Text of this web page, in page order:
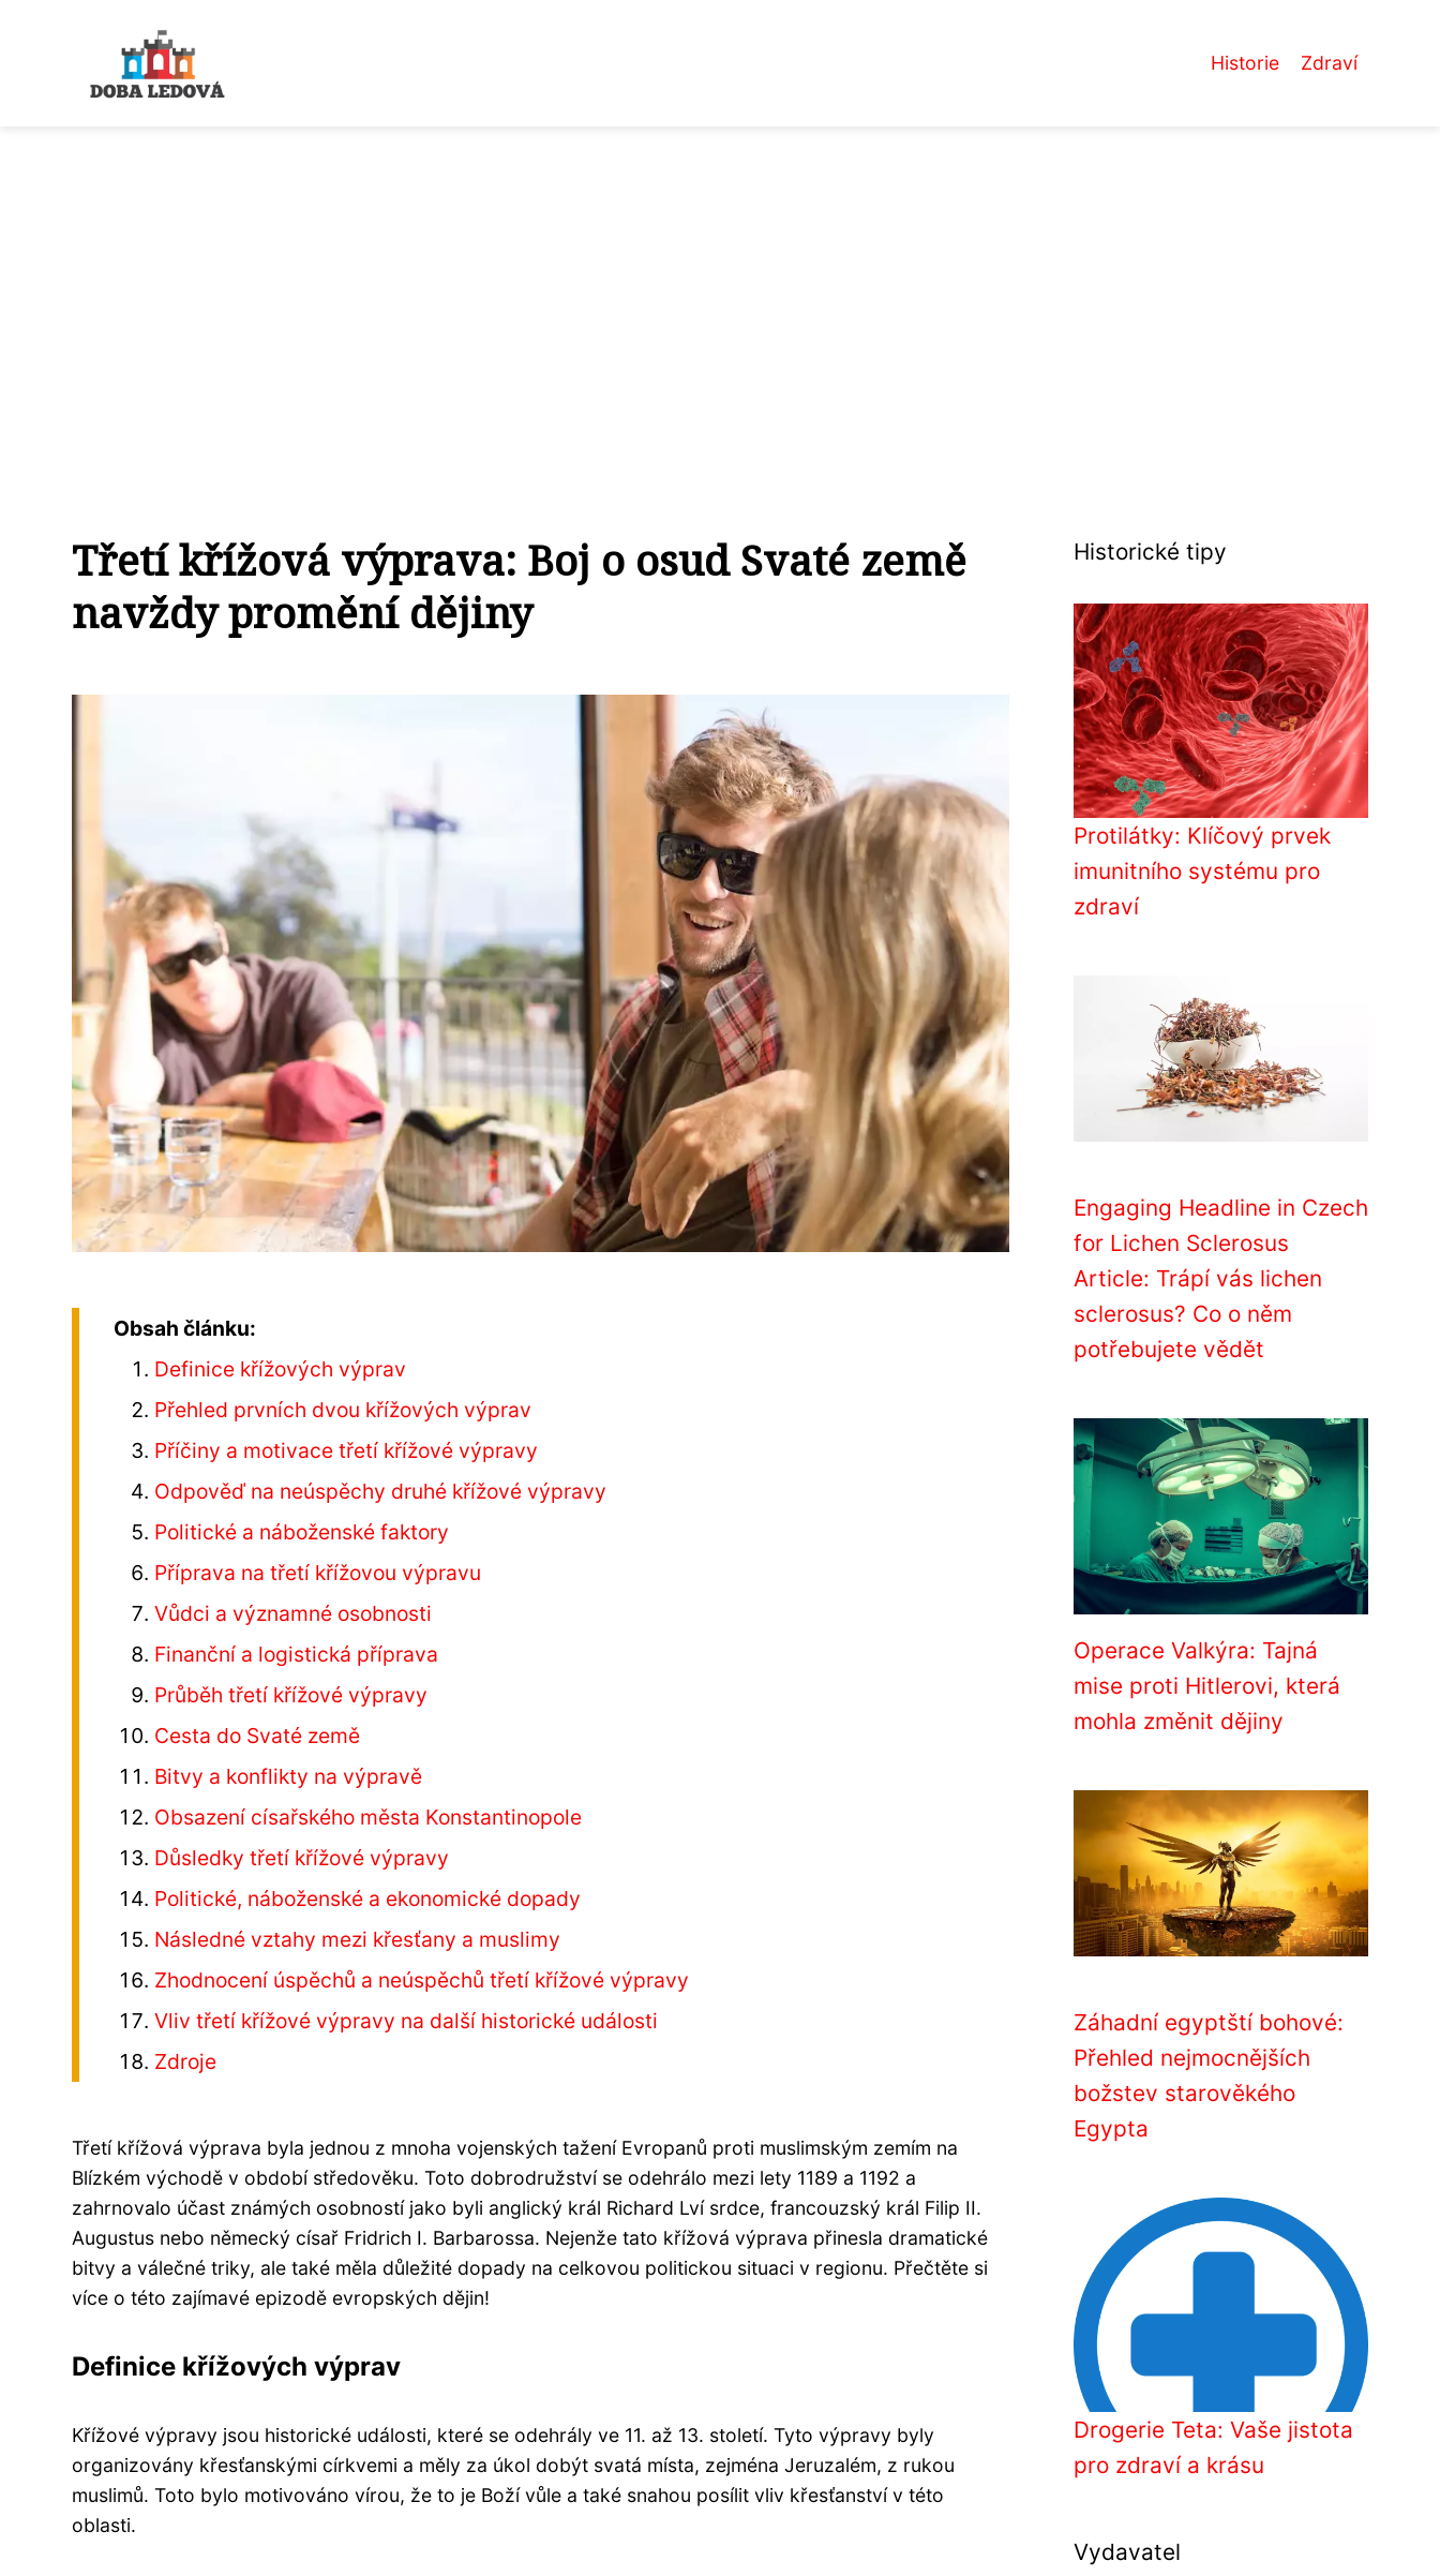
Historie Zdraví
Třetí křížová výprava: Boj o osud Svaté země
navždy promění dějiny
Obsah článku:
Definice křížových výprav
Přehled prvních dvou křížových výprav
Příčiny a motivace třetí křížové výpravy
Odpověď na neúspěchy druhé křížové výpravy
Politické a náboženské faktory
Příprava na třetí křížovou výpravu
Vůdci a významné osobnosti
Finanční a logistická příprava
Průběh třetí křížové výpravy
Cesta do Svaté země
Bitvy a konflikty na výpravě
Obsazení císařského města Konstantinopole
Důsledky třetí křížové výpravy
Politické, náboženské a ekonomické dopady
Následné vztahy mezi křesťany a muslimy
Zhodnocení úspěchů a neúspěchů třetí křížové výpravy
Vliv třetí křížové výpravy na další historické události
Zdroje
Třetí křížová výprava byla jednou z mnoha vojenských tažení Evropanů proti muslimským zemím na
Blízkém východě v období středověku. Toto dobrodružství se odehrálo mezi lety 1189 a 1192 a
zahrnovalo účast známých osobností jako byli anglický král Richard Lví srdce, francouzský král Filip II.
Augustus nebo německý císař Fridrich I. Barbarossa. Nejenže tato křížová výprava přinesla dramatické
bitvy a válečné triky, ale také měla důležité dopady na celkovou politickou situaci v regionu. Přečtěte si
více o této zajímavé epizodě evropských dějin!
Definice křížových výprav
Křížové výpravy jsou historické události, které se odehrály ve 11. až 13. století. Tyto výpravy byly
organizovány křesťanskými církvemi a měly za úkol dobýt svatá místa, zejména Jeruzalém, z rukou
muslimů. Toto bylo motivováno vírou, že to je Boží vůle a také snahou posílit vliv křesťanství v této
oblasti.
Historické tipy
Protilátky: Klíčový prvek
imunitního systému pro
zdraví
Engaging Headline in Czech
for Lichen Sclerosus
Article: Trápí vás lichen
sclerosus? Co o něm
potřebujete vědět
Operace Valkýra: Tajná
mise proti Hitlerovi, která
mohla změnit dějiny
Záhadní egyptští bohové:
Přehled nejmocnějších
božstev starověkého
Egypta
Drogerie Teta: Vaše jistota
pro zdraví a krásu
Vydavatel